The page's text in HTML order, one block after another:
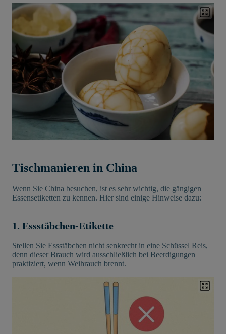
Tischmanieren in China
Wenn Sie China besuchen, ist es sehr wichtig, die gängigen
Essensetiketten zu kennen. Hier sind einige Hinweise dazu:
1. Essstäbchen-Etikette
Stellen Sie Essstäbchen nicht senkrecht in eine Schüssel Reis,
denn dieser Brauch wird ausschließlich bei Beerdigungen
praktiziert, wenn Weihrauch brennt.